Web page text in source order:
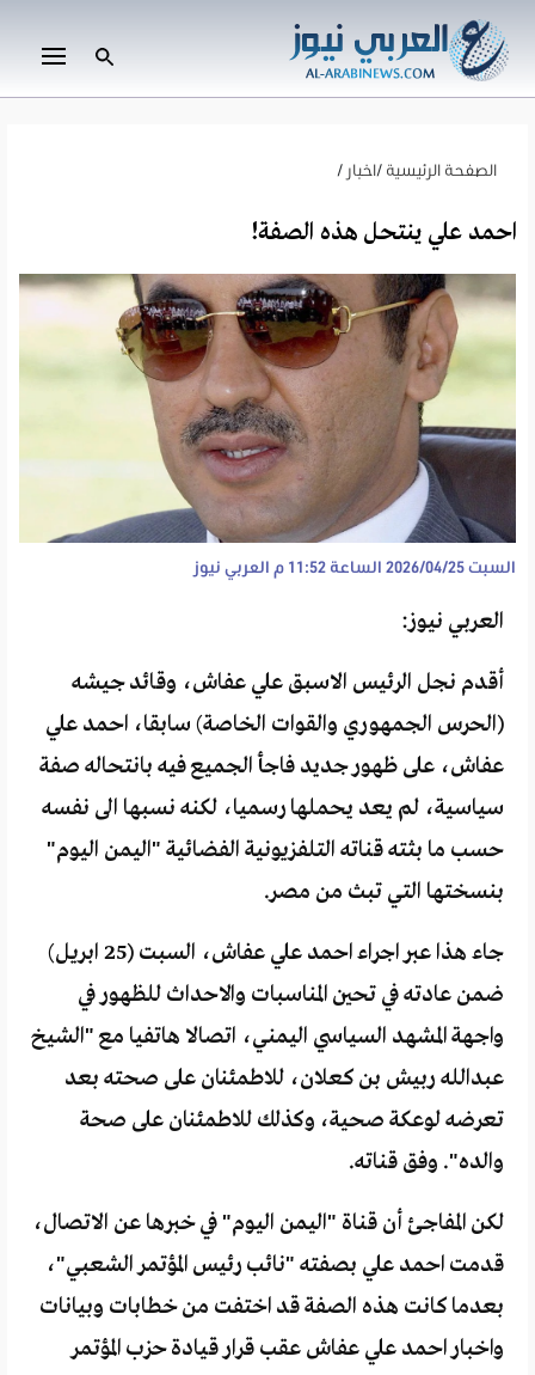
الصفحة الرئيسية /اخبار /
احمد علي ينتحل هذه الصفة!
السبت 2026/04/25 الساعة 11:52 م العربي نيوز
العربي نيوز:
أقدم نجل الرئيس الاسبق علي عفاش، وقائد جيشه
(الحرس الجمهوري والقوات الخاصة) سابقا، احمد علي
عفاش، على ظهور جديد فاجأ الجميع فيه بانتحاله صفة
سياسية، لم يعد يحملها رسميا، لكنه نسبها الى نفسه
حسب ما بثته قناته التلفزيونية الفضائية "اليمن اليوم"
بنسختها التي تبث من مصر.
جاء هذا عبر اجراء احمد علي عفاش، السبت (25 ابريل)
ضمن عادته في تحين المناسبات والاحداث للظهور في
واجهة المشهد السياسي اليمني، اتصالا هاتفيا مع "الشيخ
عبدالله ربيش بن كعلان، للاطمئنان على صحته بعد
تعرضه لوعكة صحية، وكذلك للاطمئنان على صحة
والده". وفق قناته.
لكن المفاجئ أن قناة "اليمن اليوم" في خبرها عن الاتصال،
قدمت احمد علي بصفته "نائب رئيس المؤتمر الشعبي"،
بعدما كانت هذه الصفة قد اختفت من خطابات وبيانات
واخبار احمد علي عفاش عقب قرار قيادة حزب المؤتمر